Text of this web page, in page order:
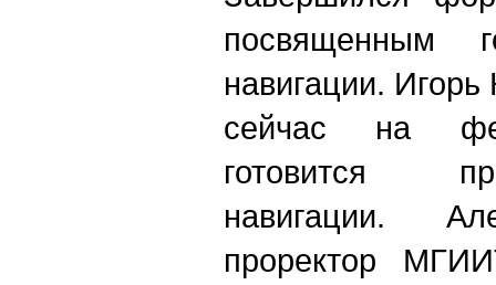
посвященным
навигации. Игорь
сейчас на
готовится
навигации.
проректор